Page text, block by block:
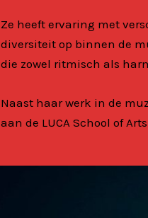
Ze heeft ervaring met
diversiteit op binnen de
die zowel ritmisch als
Naast haar werk in de
aan de LUCA School of